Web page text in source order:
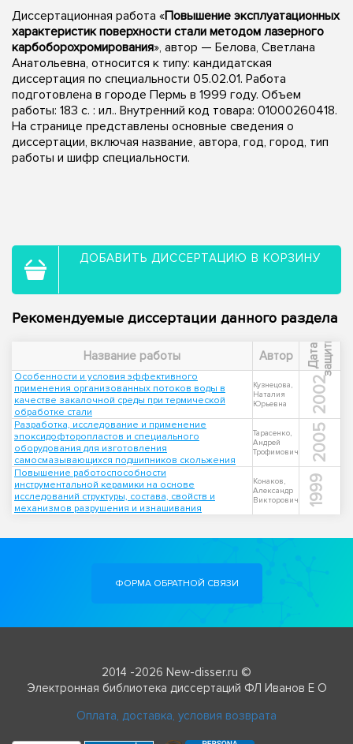
Диссертационная работа «Повышение эксплуатационных
характеристик поверхности стали методом лазерного
карбоборохромирования», автор — Белова, Светлана
Анатольевна, относится к типу: кандидатская
диссертация по специальности 05.02.01. Работа
подготовлена в городе Пермь в 1999 году. Объем
работы: 183 с. : ил.. Внутренний код товара: 01000260418.
На странице представлены основные сведения о
диссертации, включая название, автора, год, город, тип
работы и шифр специальности.
ДОБАВИТЬ ДИССЕРТАЦИЮ В КОРЗИНУ
Рекомендуемые диссертации данного раздела
Название работы Автор Д
а
т
а
з
а
щ
и
т ы
Особенности и условия эффективного
применения организованных потоков воды в
качестве закалочной среды при термической
обработке стали
Кузнецова,
Наталия
Юрьевна
2002
Разработка, исследование и применение
эпоксидофторопластов и специального
оборудования для изготовления
самосмазывающихся подшипников скольжения
Тарасенко,
Андрей
Трофимович
2005
Повышение работоспособности
инструментальной керамики на основе
исследований структуры, состава, свойств и
механизмов разрушения и изнашивания
Конаков,
Александр
Викторович
1999
ФОРМА ОБРАТНОЙ СВЯЗИ
2014 -2026 New-disser.ru ©
Электронная библиотека диссертаций ФЛ Иванов Е О
Оплата, доставка, условия возврата